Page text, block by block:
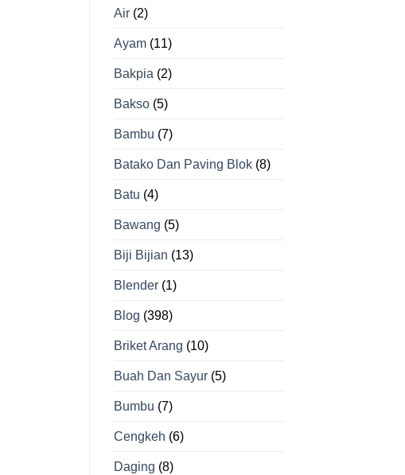
Air (2)
Ayam (11)
Bakpia (2)
Bakso (5)
Bambu (7)
Batako Dan Paving Blok (8)
Batu (4)
Bawang (5)
Biji Bijian (13)
Blender (1)
Blog (398)
Briket Arang (10)
Buah Dan Sayur (5)
Bumbu (7)
Cengkeh (6)
Daging (8)